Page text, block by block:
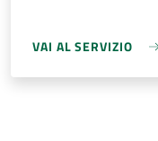
VAI AL SERVIZIO